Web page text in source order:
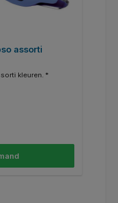
assorti
kleuren. *